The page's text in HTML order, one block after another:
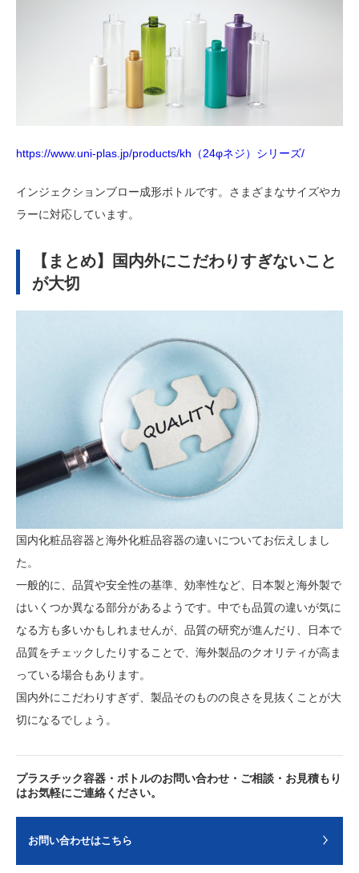
https://www.uni-plas.jp/products/kh（24φネジ）シリーズ/
インジェクションブロー成形ボトルです。さまざまなサイズやカ
ラーに対応しています。
【まとめ】国内外にこだわりすぎないこと
が大切
国内化粧品容器と海外化粧品容器の違いについてお伝えしまし
た。
一般的に、品質や安全性の基準、効率性など、日本製と海外製で
はいくつか異なる部分があるようです。中でも品質の違いが気に
なる方も多いかもしれませんが、品質の研究が進んだり、日本で
品質をチェックしたりすることで、海外製品のクオリティが高ま
っている場合もあります。
国内外にこだわりすぎず、製品そのものの良さを見抜くことが大
切になるでしょう。
プラスチック容器・ボトルのお問い合わせ・ご相談・お見積もり
はお気軽にご連絡ください。
お問い合わせはこちら